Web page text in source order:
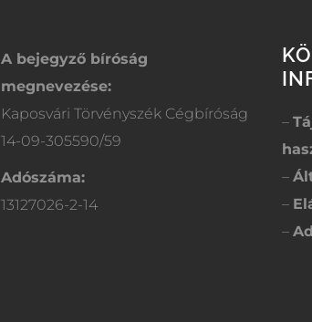
A bejegyző bíróság
megnevezése:
Kaposvári Törvényszék Cégbíróság
14-09-305590/59
Adószáma:
13127026-2-14
–
–
–
–